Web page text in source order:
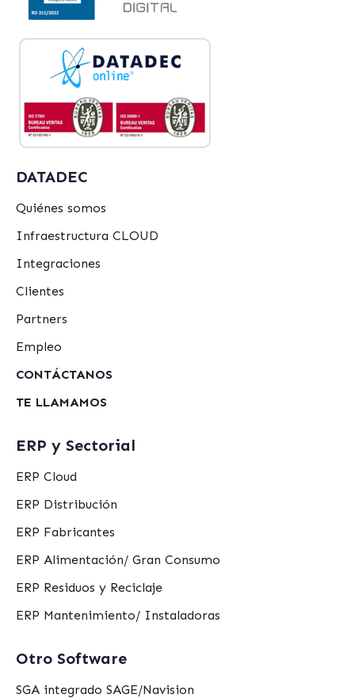
DATADEC
Quiénes somos
Infraestructura CLOUD
Integraciones
Clientes
Partners
Empleo
CONTÁCTANOS
TE LLAMAMOS
ERP y Sectorial
ERP Cloud
ERP Distribución
ERP Fabricantes
ERP Alimentación/ Gran Consumo
ERP Residuos y Reciclaje
ERP Mantenimiento/ Instaladoras
Otro Software
SGA integrado SAGE/Navision